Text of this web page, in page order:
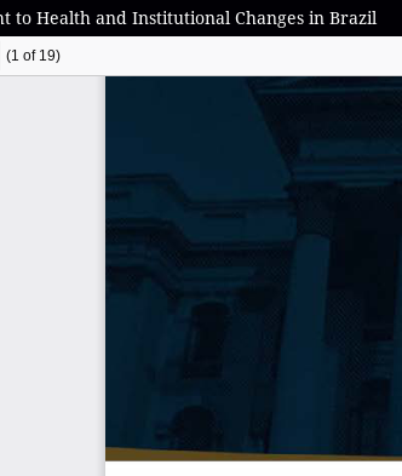
to Health and Institutional Changes in Brazil